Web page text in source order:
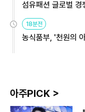
섬유패션 글로벌
18분전
농식품부, '천원의
아주PICK >